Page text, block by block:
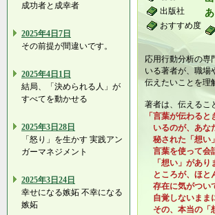
成功者と成幸者
2025年4日7日
その前提が間違いです。
2025年4日1日
結局、「決められる人」が
すべてを動かせる
2025年3日28日
「怒り」を生かす 実践アン
ガーマネジメント
2025年3日24日
幸せになる嫉妬 不幸になる
嫉妬
出版社
おすすめ度
応用行動分析の専
いる著者が、職場
伝えたいことを理
著者は、伝えるこ
「言葉が伝わる
いるのが、あな
秘された「想い
言葉を使って会
「想い」があり
ところが、ほと
存在に気がつい
自覚しないまま
その、本当の「